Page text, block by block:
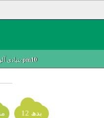
-بنیادی آلودگی:pm10
بدھ 12